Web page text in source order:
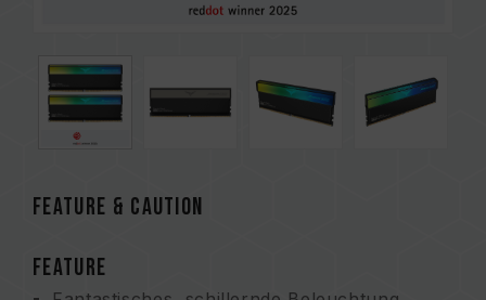
FEATURE & CAUTION
FEATURE